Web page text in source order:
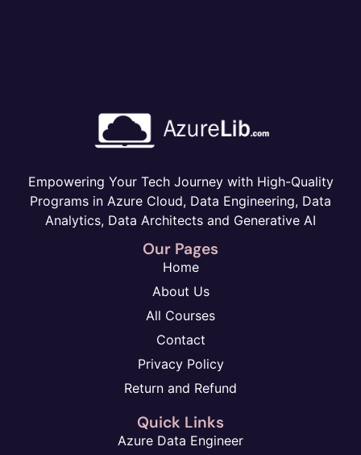
Empowering Your Tech Journey with High-Quality
Programs in Azure Cloud, Data Engineering, Data
Analytics, Data Architects and Generative AI
Our Pages
Home
About Us
All Courses
Contact
Privacy Policy
Return and Refund
Quick Links
Azure Data Engineer